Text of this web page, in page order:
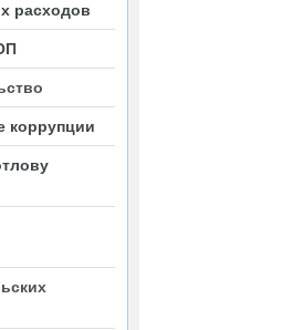
расходов
коррупции